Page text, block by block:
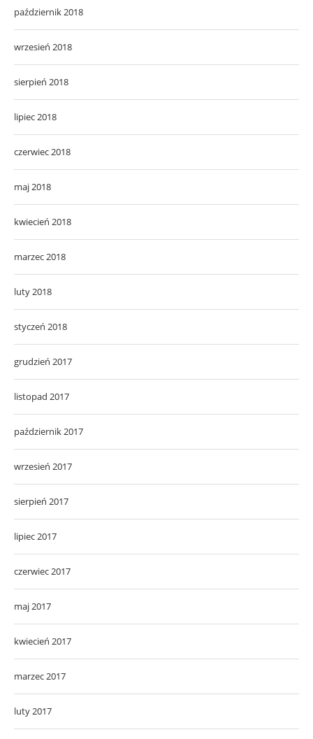
październik 2018
wrzesień 2018
sierpień 2018
lipiec 2018
czerwiec 2018
maj 2018
kwiecień 2018
marzec 2018
luty 2018
styczeń 2018
grudzień 2017
listopad 2017
październik 2017
wrzesień 2017
sierpień 2017
lipiec 2017
czerwiec 2017
maj 2017
kwiecień 2017
marzec 2017
luty 2017